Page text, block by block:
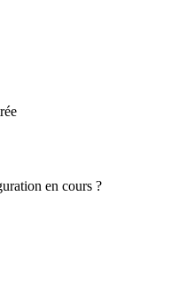
en cours ?